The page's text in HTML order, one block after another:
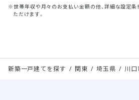
※世帯年収や月々のお支払い金額の他、詳細な設定条
ただけます。
新築一戸建てを探す 関東 埼玉県 川口